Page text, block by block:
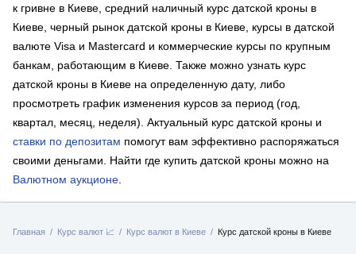
к гривне в Киеве, средний наличный курс датской кроны в
Киеве, черный рынок датской кроны в Киеве, курсы в датской
валюте Visa и Mastercard и коммерческие курсы по крупным
банкам, работающим в Киеве. Также можно узнать курс
датской кроны в Киеве на определенную дату, либо
просмотреть график изменения курсов за период (год,
квартал, месяц, неделя). Актуальный курс датской кроны и
ставки по депозитам помогут вам эффективно распоряжаться
своими деньгами. Найти где купить датской кроны можно на
Валютном аукционе
Главная Курс валют 📈 Курс валют в Киеве Курс датской кроны в Киеве